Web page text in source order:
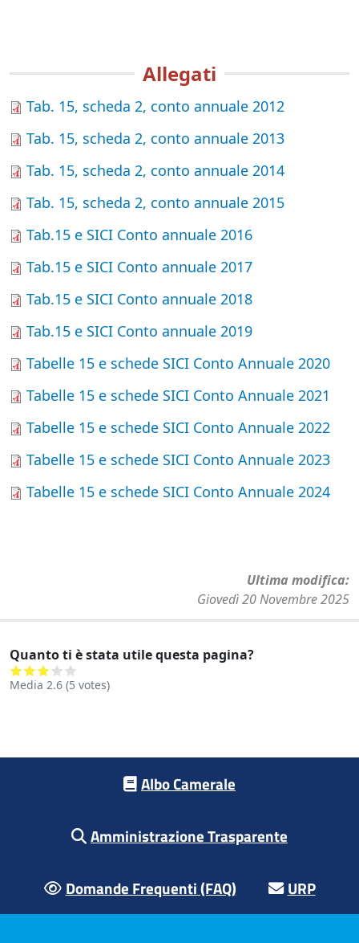
Allegati
Tab. 15, scheda 2, conto annuale 2012
Tab. 15, scheda 2, conto annuale 2013
Tab. 15, scheda 2, conto annuale 2014
Tab. 15, scheda 2, conto annuale 2015
Tab.15 e SICI Conto annuale 2016
Tab.15 e SICI Conto annuale 2017
Tab.15 e SICI Conto annuale 2018
Tab.15 e SICI Conto annuale 2019
Tabelle 15 e schede SICI Conto Annuale 2020
Tabelle 15 e schede SICI Conto Annuale 2021
Tabelle 15 e schede SICI Conto Annuale 2022
Tabelle 15 e schede SICI Conto Annuale 2023
Tabelle 15 e schede SICI Conto Annuale 2024
Ultima modifica
Giovedì 20 Novembre 2025
Quanto ti è stata utile questa pagina?
Media 2.6 (5 votes)
Albo Camerale
Amministrazione Trasparente
Domande Frequenti (FAQ) URP